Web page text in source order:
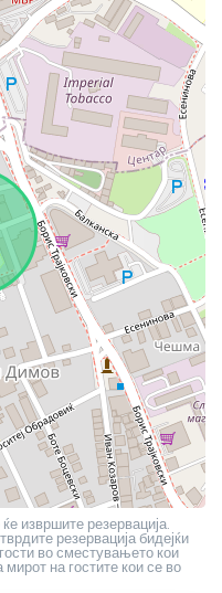
извршите резервација.
резервација бидејќи
во сместувањето кои
на гостите кои се во